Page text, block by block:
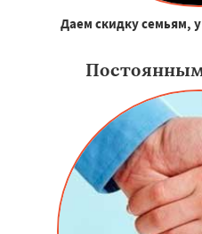
Даем скидку семьям,